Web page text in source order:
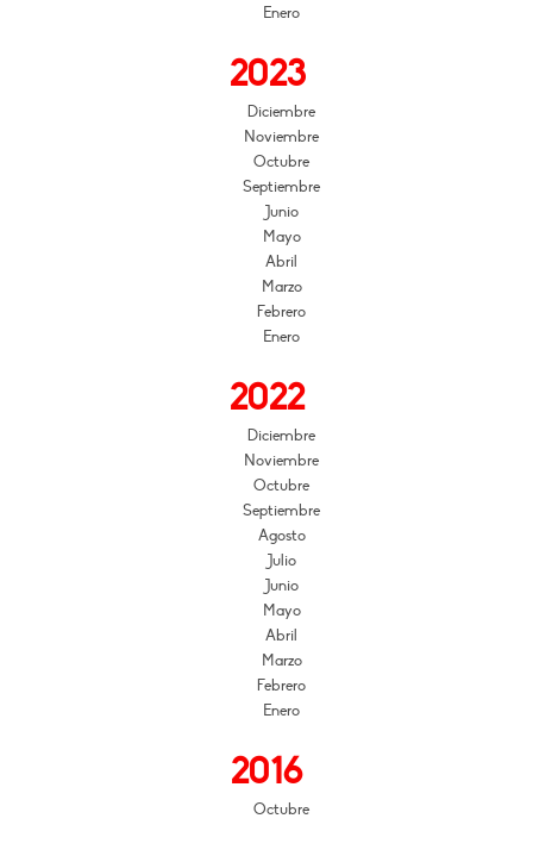
Enero
2023
Diciembre
Noviembre
Octubre
Septiembre
Junio
Mayo
Abril
Marzo
Febrero
Enero
2022
Diciembre
Noviembre
Octubre
Septiembre
Agosto
Julio
Junio
Mayo
Abril
Marzo
Febrero
Enero
2016
Octubre